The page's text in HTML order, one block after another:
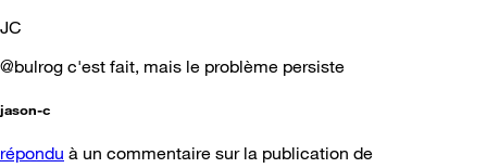
JC
@bulrog c'est fait, mais le problème persiste
jason-c
répondu à un commentaire sur la publication de